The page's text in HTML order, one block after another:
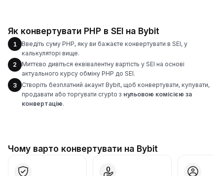
Як конвертувати PHP в SEI на Bybit
1
Введіть суму PHP, яку ви бажаєте конвертувати в SEI, у
калькуляторі вище.
2
Миттєво дивіться еквівалентну вартість у SEI на основі
актуального курсу обміну PHP до SEI.
3
Створіть безплатний акаунт Bybit, щоб конвертувати, купувати,
продавати або торгувати crypto з нульовою комісією за
конвертацію.
Чому варто конвертувати на Bybit